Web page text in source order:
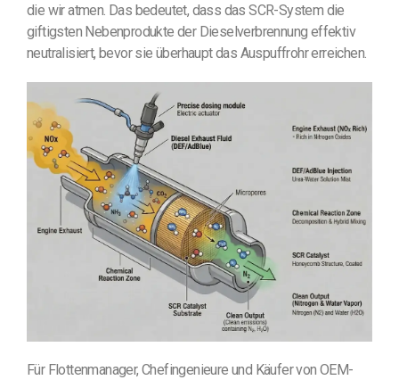
die wir atmen. Das bedeutet, dass das SCR-System die
giftigsten Nebenprodukte der Dieselverbrennung effektiv
neutralisiert, bevor sie überhaupt das Auspuffrohr erreichen.
Für Flottenmanager, Chefingenieure und Käufer von OEM-